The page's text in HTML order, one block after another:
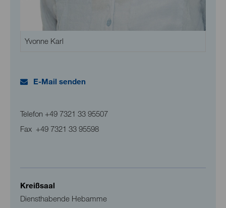
Yvonne Karl
E-Mail senden
Telefon +49 7321 33 95507
Fax +49 7321 33 95598
Kreißsaal
Diensthabende Hebamme